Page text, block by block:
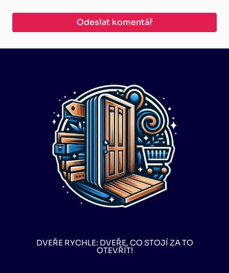
DVEŘE RYCHLE: DVEŘE, CO STOJÍ ZA TO
OTEVŘÍT!